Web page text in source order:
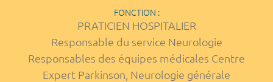
FONCTION :
PRATICIEN HOSPITALIER
Responsable du service Neurologie
Responsables des équipes médicales Centre
Expert Parkinson, Neurologie générale